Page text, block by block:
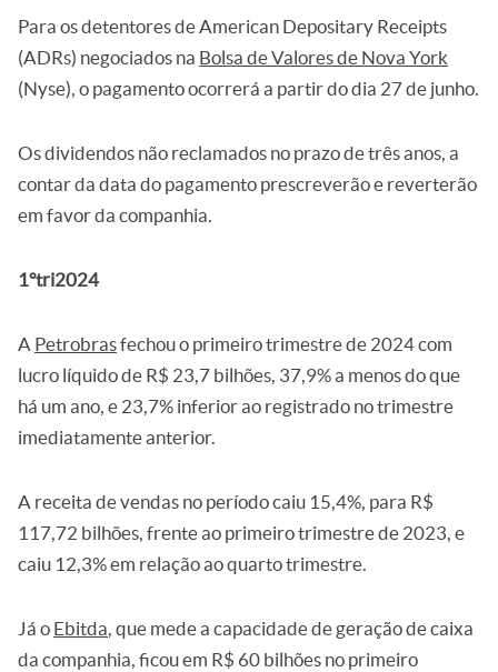
Para os detentores de American Depositary Receipts
(ADRs) negociados na Bolsa de Valores de Nova York
(Nyse), o pagamento ocorrerá a partir do dia 27 de junho.
Os dividendos não reclamados no prazo de três anos, a
contar da data do pagamento prescreverão e reverterão
em favor da companhia.
1ºtri2024
A Petrobrasfechou o primeiro trimestre de 2024 com
lucro líquido de R$ 23,7 bilhões, 37,9% a menos do que
há um ano, e 23,7% inferior ao registrado no trimestre
imediatamente anterior.
A receita de vendas no período caiu 15,4%, para R$
117,72 bilhões, frente ao primeiro trimestre de 2023, e
caiu 12,3% em relação ao quarto trimestre.
Já o Ebitda , que mede a capacidade de geração de caixa
da companhia, ficou em R$ 60 bilhões no primeiro